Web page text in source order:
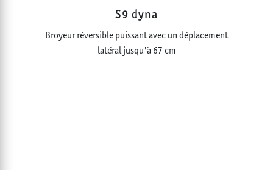
S9 dyna
Broyeur réversible puissant avec un déplacement
latéral jusqu'à 67 cm